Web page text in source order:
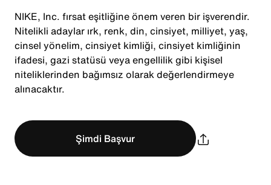
NIKE, Inc. fırsat eşitliğine önem veren bir işverendir.
Nitelikli adaylar ırk, renk, din, cinsiyet, milliyet, yaş,
cinsel yönelim, cinsiyet kimliği, cinsiyet kimliğinin
ifadesi, gazi statüsü veya engellilik gibi kişisel
niteliklerinden bağımsız olarak değerlendirmeye
alınacaktır.
Şimdi Başvur